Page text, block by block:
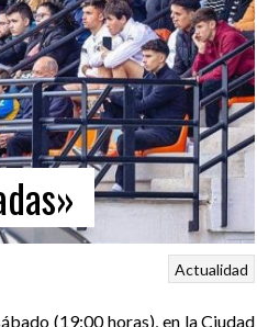
Actualidad
(19:00 horas), en la Ciudad